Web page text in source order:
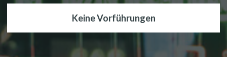
Keine Vorführungen